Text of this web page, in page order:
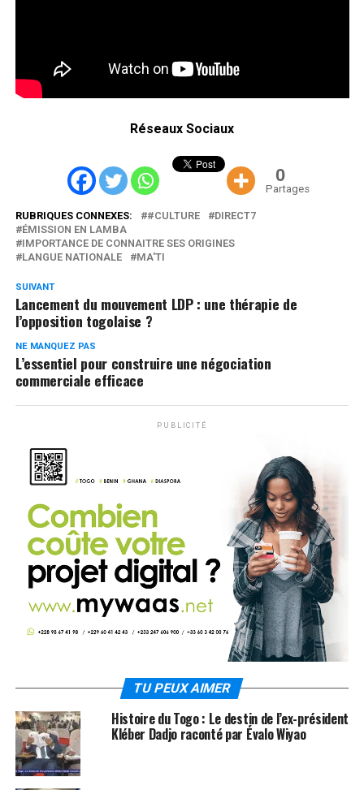
Réseaux Sociaux
0
Partages
RUBRIQUES CONNEXES: #CULTURE
DIRECT7
ÉMISSION EN LAMBA
IMPORTANCE DE CONNAITRE SES ORIGINES
LANGUE NATIONALE
MA'TI
SUIVANT
Lancement du mouvement LDP : une thérapie de
l’opposition togolaise ?
NE MANQUEZ PAS
L’essentiel pour construire une négociation
commerciale efficace
PUBLICITÉ
TU PEUX AIMER
Histoire du Togo : Le destin de l’ex-président
Kléber Dadjo raconté par Évalo Wiyao